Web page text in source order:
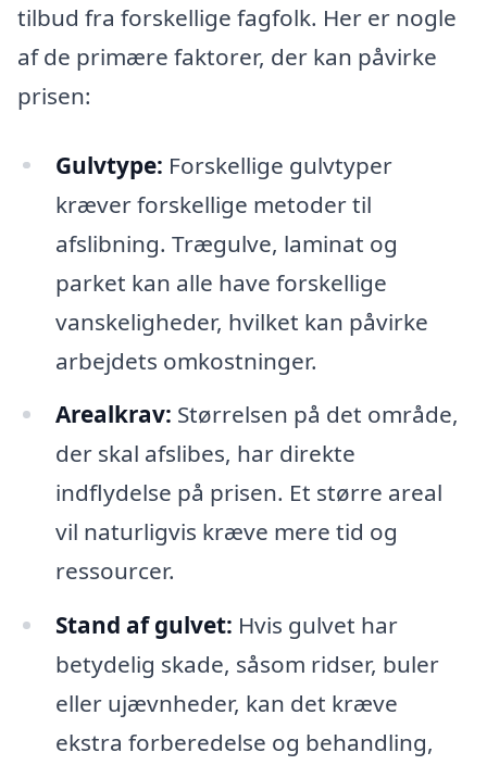
tilbud fra forskellige fagfolk. Her er nogle
af de primære faktorer, der kan påvirke
prisen:
Gulvtype: Forskellige gulvtyper
kræver forskellige metoder til
afslibning. Trægulve, laminat og
parket kan alle have forskellige
vanskeligheder, hvilket kan påvirke
arbejdets omkostninger.
Arealkrav: Størrelsen på det område,
der skal afslibes, har direkte
indflydelse på prisen. Et større areal
vil naturligvis kræve mere tid og
ressourcer.
Stand af gulvet: Hvis gulvet har
betydelig skade, såsom ridser, buler
eller ujævnheder, kan det kræve
ekstra forberedelse og behandling,